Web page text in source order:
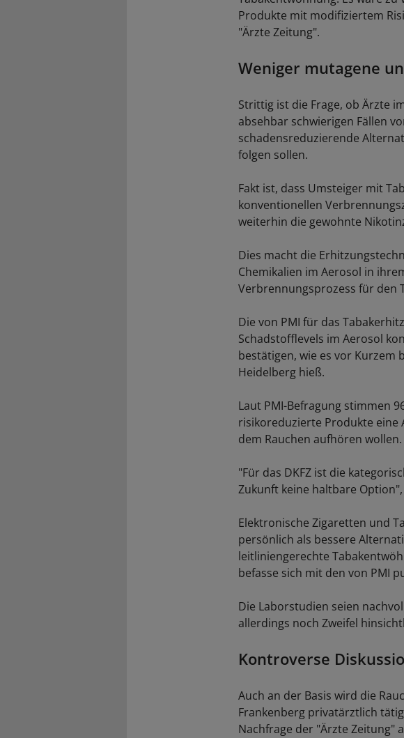
Produkte mit modifiziertem
"Ärzte Zeitung".
Weniger mutagene
Strittig ist die Frage, ob Ärzte
absehbar schwierigen Fällen
schadensreduzierende
folgen sollen.
Fakt ist, dass Umsteiger mit
konventionellen
weiterhin die gewohnte
Dies macht die
Chemikalien im Aerosol in
Verbrennungsprozess für den
Die von PMI für das
Schadstofflevels im Aerosol
bestätigen, wie es vor Kurzem
Heidelberg hieß.
Laut PMI-Befragung stimmen
risikoreduzierte Produkte
dem Rauchen aufhören wollen.
"Für das DKFZ ist die
Zukunft keine haltbare
Elektronische Zigaretten und
persönlich als bessere
leitliniengerechte
befasse sich mit den von PMI
Die Laborstudien seien
allerdings noch Zweifel
Kontroverse
Auch an der Basis wird die
Frankenberg privatärztlich
Nachfrage der "Ärzte Zeitung"